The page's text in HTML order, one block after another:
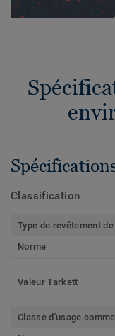
Classification
Type de revêtement de
Norme
Valeur Tarkett
Classe d'usage